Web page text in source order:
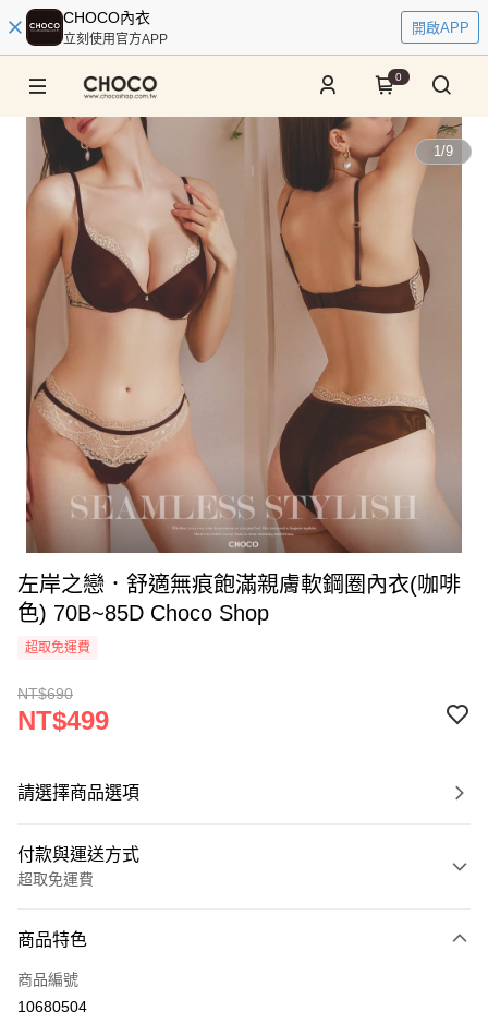
CHOCO內衣
立刻使用官方APP
開啟APP
0
1/9
左岸之戀．舒適無痕飽滿親膚軟鋼圈內衣(咖啡
色) 70B~85D Choco Shop
超取免運費
NT$690
NT$499
請選擇商品選項
付款與運送方式
超取免運費
信用卡一次付款
超商取貨付款
商品特色
商品編號
10680504